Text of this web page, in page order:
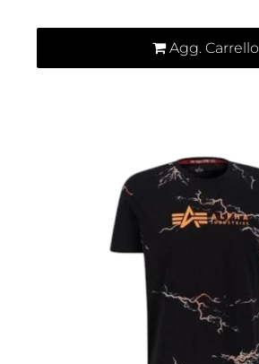
Agg. Carrello